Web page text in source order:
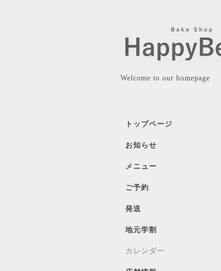
Welcome to our homepage
トップページ
お知らせ
メニュー
ご予約
発送
地元学割
カレンダー